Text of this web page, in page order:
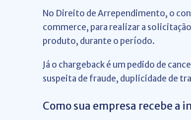
No Direito de Arrependimento, o
commerce, para realizar a
produto, durante o período.
Já o chargeback é um pedido de
suspeita de fraude, duplicidade de
Como sua empresa recebe a